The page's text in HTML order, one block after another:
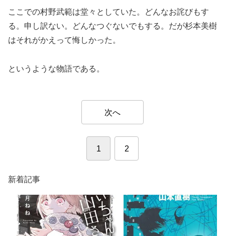
ここでの村野武範は堂々としていた。どんなお詫びもす
る。申し訳ない。どんなつぐないでもする。だが杉本美樹
はそれがかえって悔しかった。
というような物語である。
次へ
1 2
新着記事